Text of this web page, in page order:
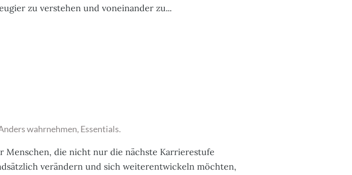
zu verstehen und voneinander zu...
wahrnehmen, Essentials.
die nicht nur die nächste Karrierestufe
verändern und sich weiterentwickeln möchten,